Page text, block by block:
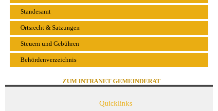
Standesamt
Ortsrecht & Satzungen
Steuern und Gebühren
Behördenverzeichnis
ZUM INTRANET GEMEINDERAT
Quicklinks